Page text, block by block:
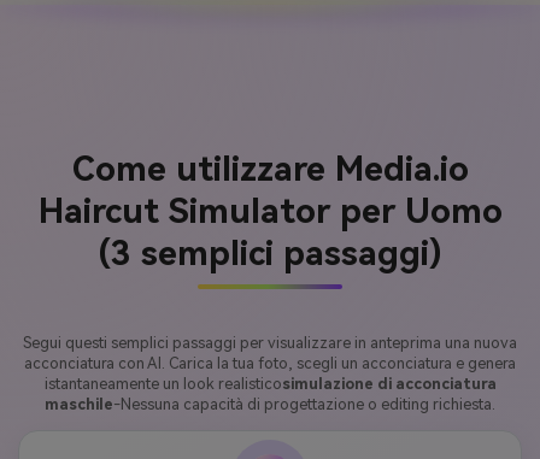
Come utilizzare Media.io
Haircut Simulator per Uomo
(3 semplici passaggi)
Segui questi semplici passaggi per visualizzare in anteprima una nuova
acconciatura con AI. Carica la tua foto, scegli un acconciatura e genera
istantaneamente un look realisticosimulazione di acconciatura
maschile-Nessuna capacità di progettazione o editing richiesta.